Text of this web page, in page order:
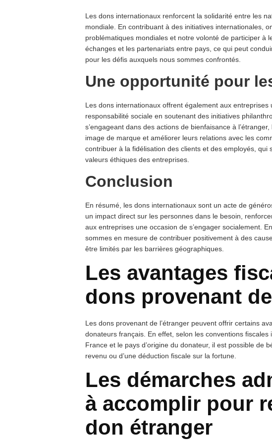
Les dons internationaux renforcent la solidarité entre les
mondiale. En contribuant à des initiatives internationales,
problématiques mondiales et notre volonté de participer à
échanges et les partenariats entre pays, ce qui peut
pour les défis auxquels nous sommes confrontés.
Une opportunité pour
Les dons internationaux offrent également aux
responsabilité sociale en soutenant des initiatives
s’engageant dans des actions de bienfaisance à
image de marque et améliorer leurs relations avec les
contribuer à la fidélisation des clients et des employés, qui
valeurs éthiques des entreprises.
Conclusion
En résumé, les dons internationaux sont un acte de
un impact direct sur les personnes dans le besoin,
aux entreprises une occasion de s’engager socialement.
sommes en mesure de contribuer positivement à des
être limités par les barrières géographiques.
Les avantages
dons provenant
Les dons provenant de l’étranger peuvent offrir certains
donateurs français. En effet, selon les conventions
France et le pays d’origine du donateur, il est possible de
revenu ou d’une déduction fiscale sur la fortune.
Les démarches
à accomplir pour
don étranger